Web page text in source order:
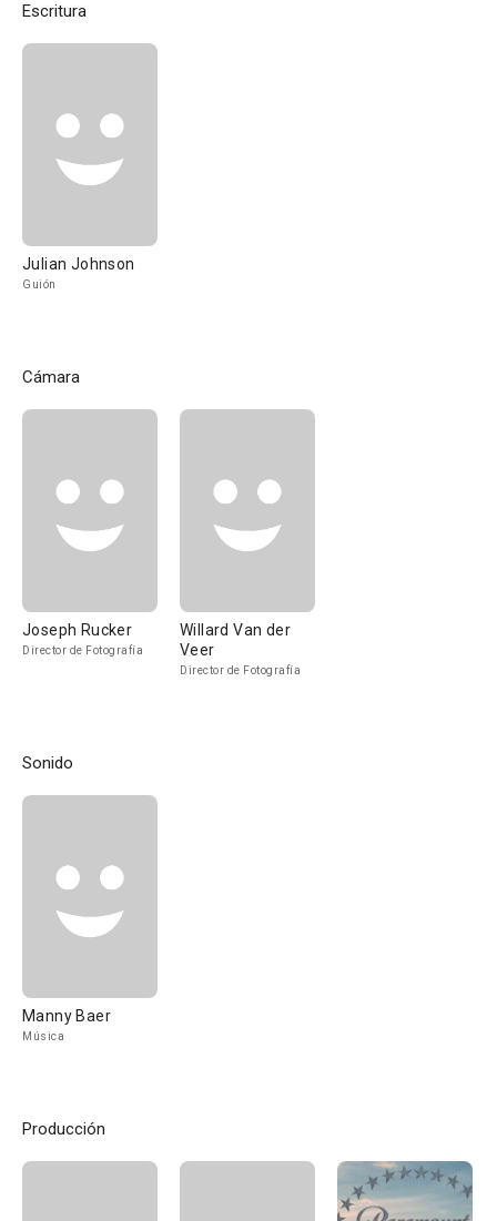
Escritura
Julian Johnson
Guión
Cámara
Joseph Rucker
Director de Fotografía
Willard Van der
Veer
Director de Fotografía
Sonido
Manny Baer
Música
Producción